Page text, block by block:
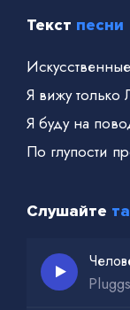
Текст песни
Я вижу только
Я буду на
По глупости
Слушайте